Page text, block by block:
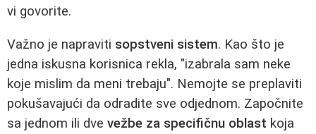
vi govorite.
Važno je napraviti sopstveni sistem. Kao što je
jedna iskusna korisnica rekla, "izabrala sam neke
koje mislim da meni trebaju". Nemojte se preplaviti
pokušavajući da odradite sve odjednom. Započnite
sa jednom ili dve vežbe za specifičnu oblast koja